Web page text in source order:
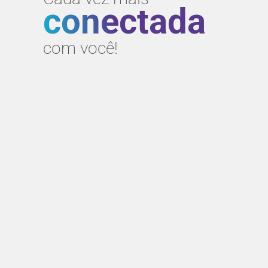
conectada
com você!